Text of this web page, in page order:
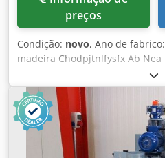
preços
Condição: novo, Ano de fabrico:
madeira Chodpjtnlfysfx Ab Nea